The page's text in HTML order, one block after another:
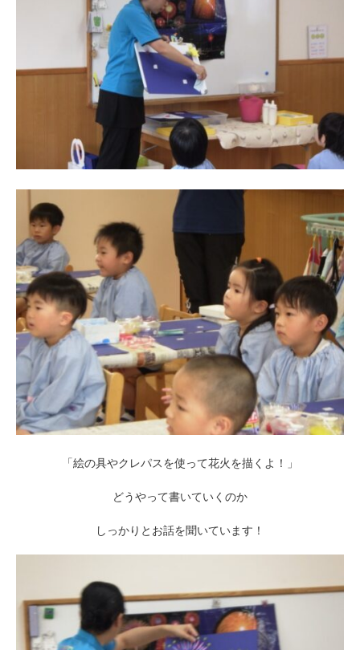
「絵の具やクレパスを使って花火を描くよ！」
どうやって書いていくのか
しっかりとお話を聞いています！